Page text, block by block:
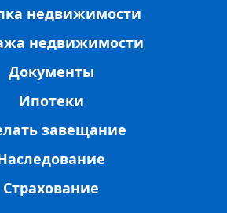
недвижимости
недвижимости
Документы
Ипотеки
завещание
Страхование